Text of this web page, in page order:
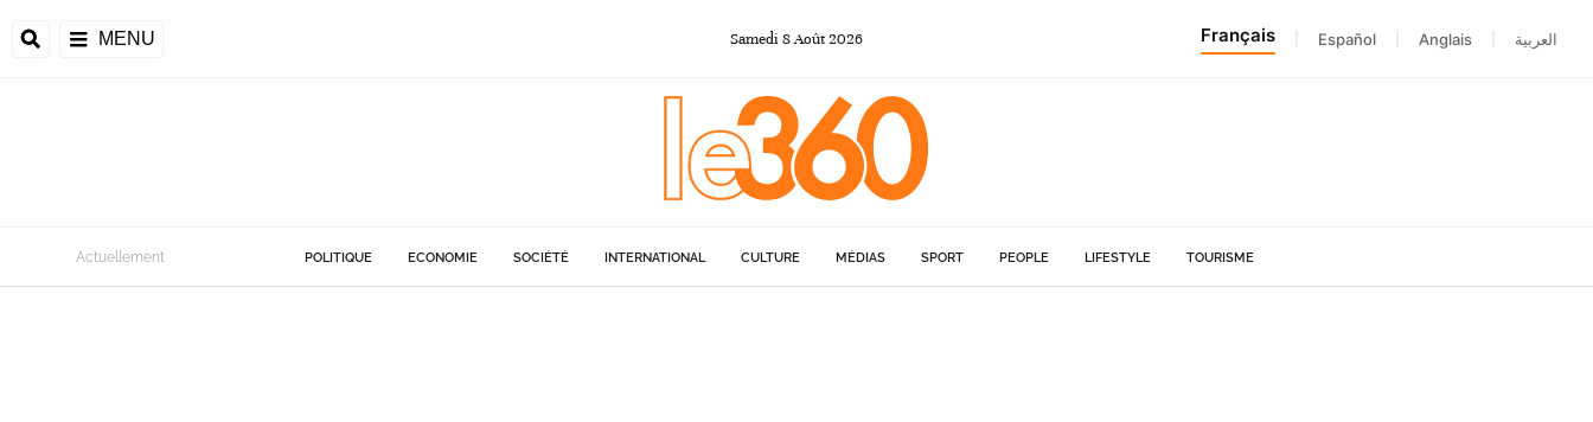
MENU Samedi 8Août2026 Français Español Anglais العربية
Actuellement POLITIQUE ECONOMIE SOCIÉTÉ INTERNATIONAL CULTURE MÉDIAS SPORT PEOPLE LIFESTYLE TOURISME